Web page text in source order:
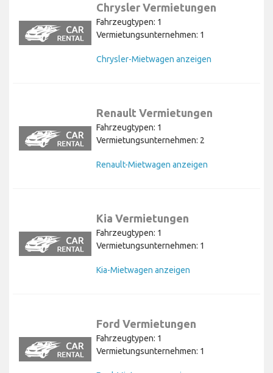
Chrysler Vermietungen
Fahrzeugtypen: 1
Vermietungsunternehmen: 1
Chrysler-Mietwagen anzeigen
Renault Vermietungen
Fahrzeugtypen: 1
Vermietungsunternehmen: 2
Renault-Mietwagen anzeigen
Kia Vermietungen
Fahrzeugtypen: 1
Vermietungsunternehmen: 1
Kia-Mietwagen anzeigen
Ford Vermietungen
Fahrzeugtypen: 1
Vermietungsunternehmen: 1